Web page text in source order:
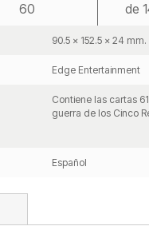
60 de
90.5 x 152.5 x 24 mm.
Edge Entertainment
Contiene las cartas
guerra de los Cinco
Español